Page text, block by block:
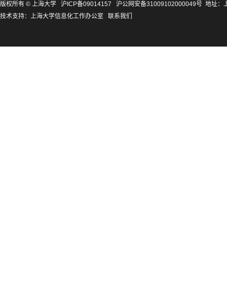
版权所有 © 上海大学 沪ICP备09014157 沪公网安备31009102000049号 地址：
技术支持： 上海大学信息化工作办公室 联系我们